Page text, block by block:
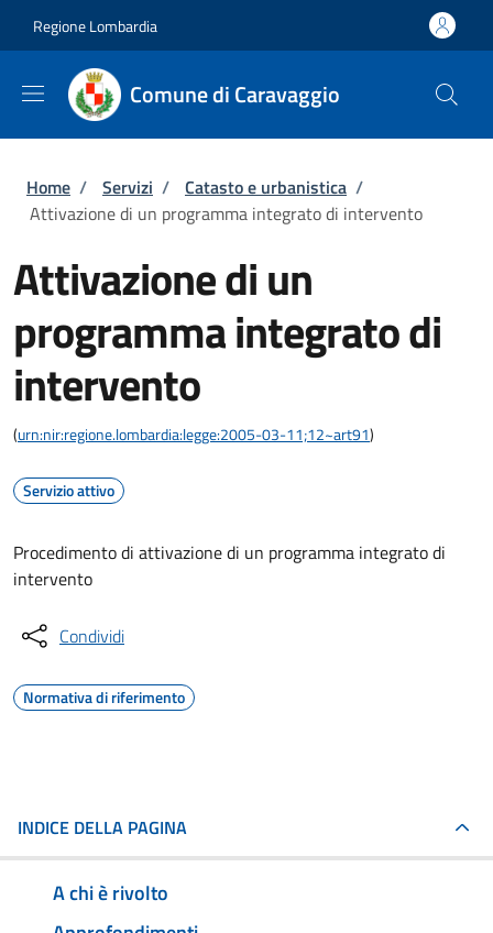
Regione Lombardia
Comune di Caravaggio
Briciole di pane
Home / Servizi / Catasto e urbanistica /
Attivazione di un programma integrato di intervento
Attivazione di un
programma integrato di
intervento
(urn:nir:regione.lombardia:legge:2005-03-11;12~art91)
Servizio attivo
Procedimento di attivazione di un programma integrato di
intervento
Condividi
Normativa di riferimento
INDICE DELLA PAGINA
A chi è rivolto